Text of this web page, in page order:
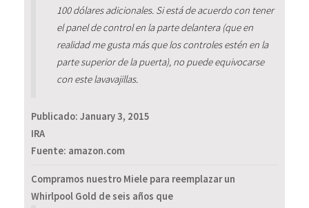
100 dólares adicionales. Si está de acuerdo con tener
el panel de control en la parte delantera (que en
realidad me gusta más que los controles estén en la
parte superior de la puerta), no puede equivocarse
con este lavavajillas.
Publicado: January 3, 2015
IRA
Fuente: amazon.com
Compramos nuestro Miele para reemplazar un
Whirlpool Gold de seis años que